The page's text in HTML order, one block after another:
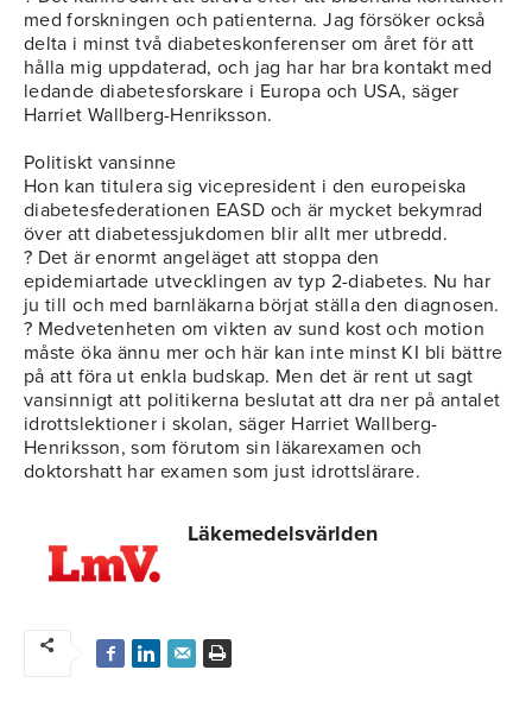
med forskningen och patienterna. Jag försöker också
delta i minst två diabeteskonferenser om året för att
hålla mig uppdaterad, och jag har har bra kontakt med
ledande diabetesforskare i Europa och USA, säger
Harriet Wallberg-Henriksson.
Politiskt vansinne
Hon kan titulera sig vicepresident i den europeiska
diabetesfederationen EASD och är mycket bekymrad
över att diabetessjukdomen blir allt mer utbredd.
? Det är enormt angeläget att stoppa den
epidemiartade utvecklingen av typ 2-diabetes. Nu har
ju till och med barnläkarna börjat ställa den diagnosen.
? Medvetenheten om vikten av sund kost och motion
måste öka ännu mer och här kan inte minst KI bli bättre
på att föra ut enkla budskap. Men det är rent ut sagt
vansinnigt att politikerna beslutat att dra ner på antalet
idrottslektioner i skolan, säger Harriet Wallberg-
Henriksson, som förutom sin läkarexamen och
doktorshatt har examen som just idrottslärare.
Läkemedelsvärlden